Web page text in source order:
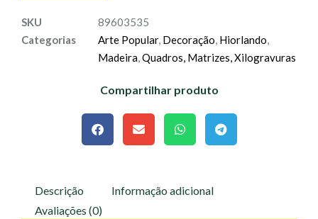
SKU
89603535
Categorias
Arte Popular, Decoração, Hiorlando,
Madeira,Quadros, Matrizes, Xilogravuras
Compartilhar produto
Descrição
Informação adicional
Avaliações (0)